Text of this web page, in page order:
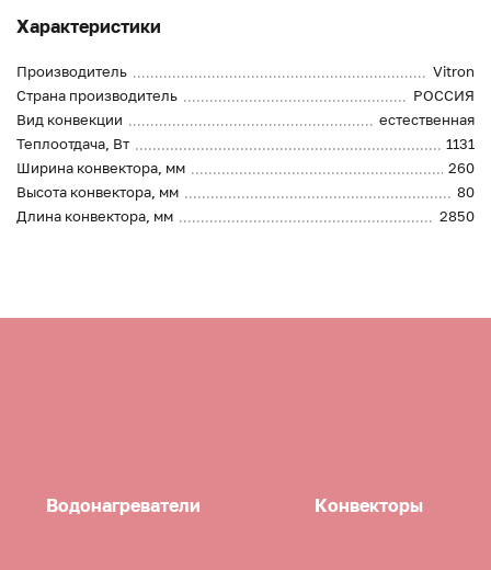
Характеристики
Производитель
Vitron
Страна производитель
РОССИЯ
Вид конвекции
естественная
Теплоотдача, Вт
1131
Ширина конвектора, мм
260
Высота конвектора, мм
80
Длина конвектора, мм
2850
Водонагреватели Конвекторы